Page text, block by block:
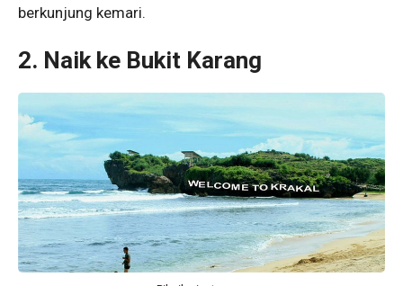
berkunjung kemari.
2. Naik ke Bukit Karang